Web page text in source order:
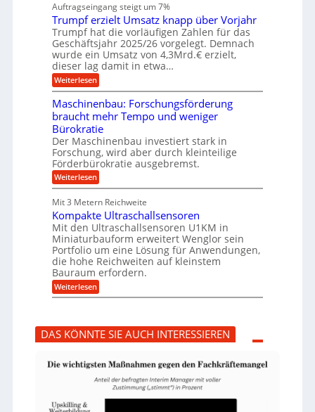
e
n
b
a
u
a
u
f
e
n
f
ü
h
r
u
n
g
e
n
B
S
C
L
w
e
i
t
e
e
n
t
w
i
c
k
e
l
r
t
u
n
g
s
f
r
e
e
s
H
y
b
r
i
d
-
u
g
e
l
l
a
g
e
r
Auftragseingang steigt um 7%
Trumpf erzielt Umsatz knapp über Vorjahr
Trumpf hat die vorläufigen Zahlen für das
Geschäftsjahr 2025/26 vorgelegt. Demnach
wurde ein Umsatz von 4,3Mrd.€ erzielt,
dieser lag damit in etwa…
Weiterlesen:
T
u
m
p
f
e
r
z
i
e
t
U
m
s
a
t
z
k
n
a
ü
b
e
V
r
Maschinenbau: Forschungsförderung
braucht mehr Tempo und weniger
Bürokratie
Der Maschinenbau investiert stark in
Forschung, wird aber durch kleinteilige
Förderbürokratie ausgebremst.
Weiterlesen:
M
s
c
h
i
n
e
n
b
a
u
o
r
s
h
n
Mit 3 Metern Reichweite
Kompakte Ultraschallsensoren
Mit den Ultraschallsensoren U1KM in
Miniaturbauform erweitert Wenglor sein
Portfolio um eine Lösung für Anwendungen,
die hohe Reichweiten auf kleinstem
Bauraum erfordern.
Weiterlesen:
K
p
a
k
e
l
DAS KÖNNTE SIE AUCH INTERESSIEREN